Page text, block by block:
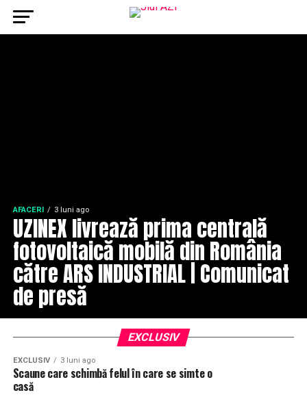
AFACERI 3 luni ago
UZINEX livrează prima centrală
fotovoltaică mobilă din România
către ARS INDUSTRIAL | Comunicat
de presă
EXCLUSIV
EXCLUSIV 3 luni ago
Scaune care schimbă felul în care se simte o
casă